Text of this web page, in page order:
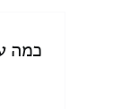
כמה